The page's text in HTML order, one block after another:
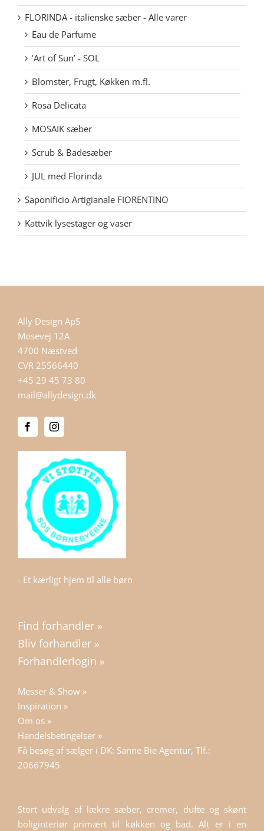
FLORINDA - italienske sæber - Alle varer
Eau de Parfume
'Art of Sun’ - SOL
Blomster, Frugt, Køkken m.fl.
Rosa Delicata
MOSAIK sæber
Scrub & Badesæber
JUL med Florinda
Saponificio Artigianale FIORENTINO
Kattvik lysestager og vaser
Ally Design ApS
Mosevej 12A
4700 Næstved
CVR 25566440
+45 29 45 73 80
mail@allydesign.dk
- Et kærligt hjem til alle børn
Find forhandler »
Bliv forhandler »
Forhandlerlogin »
Messer & Show »
Inspiration »
Om os »
Handelsbetingelser »
Få besøg af sælger i DK: Sanne Bie Agentur, Tlf.:
20667945
Stort udvalg af lækre sæber, cremer, dufte og skønt
boliginteriør primært til køkken og bad. Alt er i en